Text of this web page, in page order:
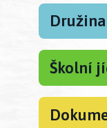
Družina
Školní